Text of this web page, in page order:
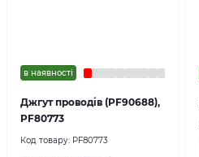
в наявності
Джгут проводів (PF90688),
PF80773
Код товару: PF80773